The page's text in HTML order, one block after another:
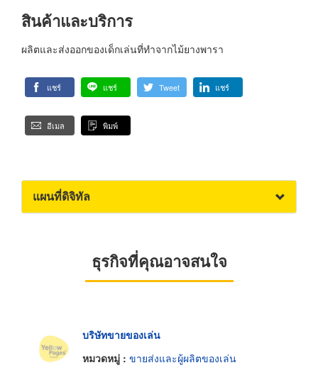
สินค้าและบริการ
ผลิตและส่งออกของเด็กเล่นที่ทำจากไม้ยางพารา
แชร์ แชร์ Tweet แชร์
อีเมล พิมพ์
แผนที่ดิจิทัล
ธุรกิจที่คุณอาจสนใจ
บริษัทขายของเล่น
หมวดหมู่ : ขายส่งและผู้ผลิตของเล่น